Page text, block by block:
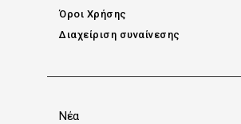
Όροι Χρήσης
Διαχείριση συναίνεσης
Νέα